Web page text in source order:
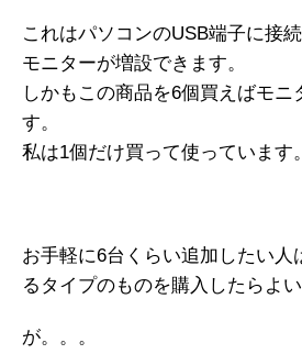
これはパソコンのUSB端子に接
モニターが増設できます。
しかもこの商品を6個買えばモニ
す。
私は1個だけ買って使っています。
お手軽に6台くらい追加したい人
るタイプのものを購入したらよい
が。。。